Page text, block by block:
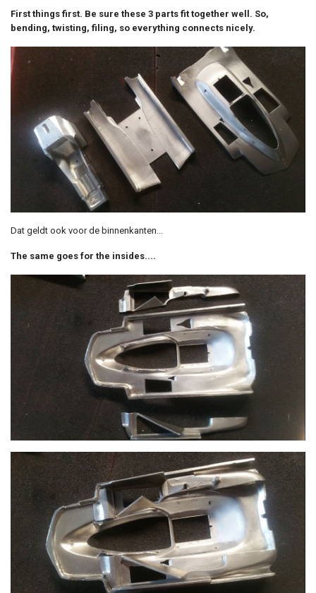
First things first. Be sure these 3 parts fit together well. So,
bending, twisting, filing, so everything connects nicely.
Dat geldt ook voor de binnenkanten...
The same goes for the insides....